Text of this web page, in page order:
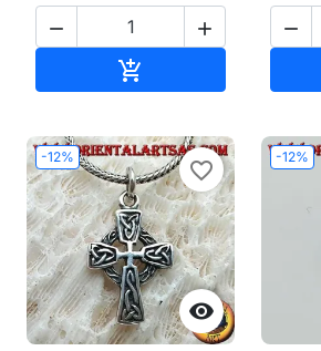
 


-12%

favorite_border
-12%